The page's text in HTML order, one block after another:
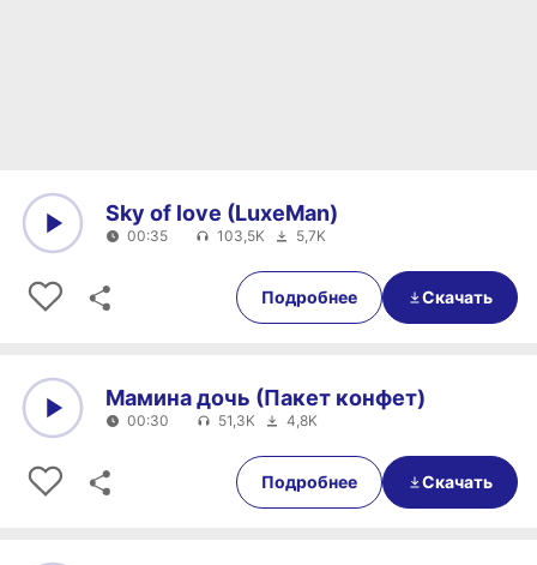
00:35
Sky of love (LuxeMan)
00:35 103,5K 5,7K
Подробнее Скачать
00:30
Мамина дочь (Пакет конфет)
00:30 51,3K 4,8K
Подробнее Скачать